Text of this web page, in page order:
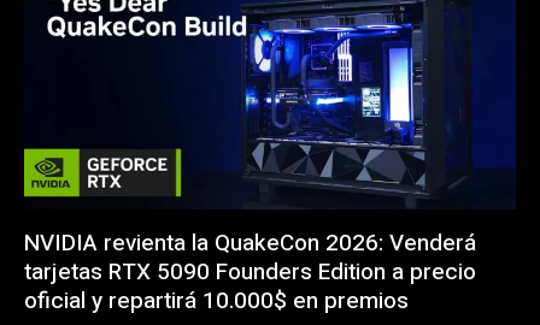
NVIDIA revienta la QuakeCon 2026: Venderá
tarjetas RTX 5090 Founders Edition a precio
oficial y repartirá 10.000$ en premios